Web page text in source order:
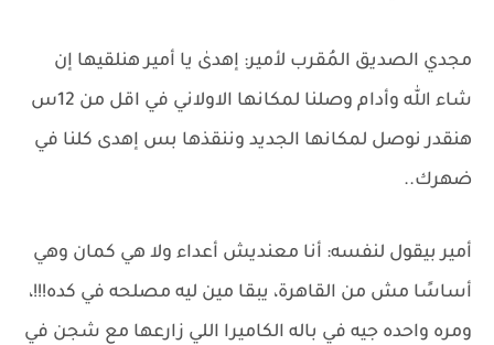
مجدي الصديق المُقرب لأمير: إهدىٰ يا أمير هنلقيها إن
شاء الله وأدام وصلنا لمكانها الاولاني في اقل من 12س
هنقدر نوصل لمكانها الجديد وننقذها بس إهدى كلنا في
ضهرك..
أمير بيقول لنفسه: أنا معنديش أعداء ولا هي كمان وهي
أساسًا مش من القاهرة، يبقا مين ليه مصلحه في كده!!!،
ومره واحده جيه في باله الكاميرا اللي زارعها مع شجن في